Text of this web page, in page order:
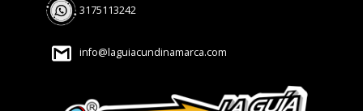
3175113242
info@laguiacundinamarca.com